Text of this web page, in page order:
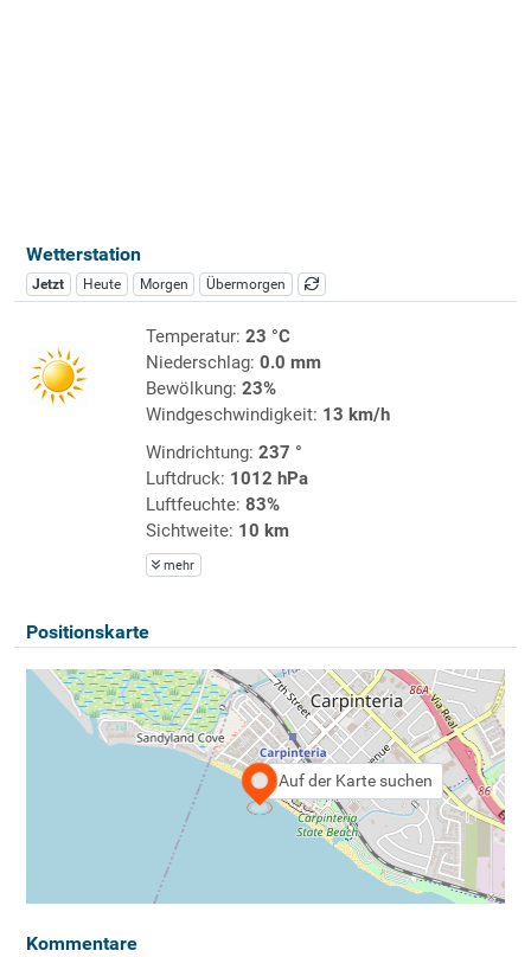
Wetterstation
Jetzt Heute Morgen Übermorgen
Temperatur: 23 °C
Niederschlag: 0.0 mm
Bewölkung: 23%
Windgeschwindigkeit: 13 km/h
Windrichtung: 237 °
Luftdruck: 1012 hPa
Luftfeuchte: 83%
Sichtweite: 10 km
mehr
Positionskarte
Auf der Karte suchen
Kommentare